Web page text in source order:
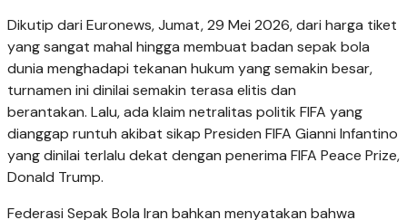
Dikutip dari Euronews, Jumat, 29 Mei 2026, dari harga tiket
yang sangat mahal hingga membuat badan sepak bola
dunia menghadapi tekanan hukum yang semakin besar,
turnamen ini dinilai semakin terasa elitis dan
berantakan. Lalu, ada klaim netralitas politik FIFA yang
dianggap runtuh akibat sikap Presiden FIFA Gianni Infantino
yang dinilai terlalu dekat dengan penerima FIFA Peace Prize,
Donald Trump.
Federasi Sepak Bola Iran bahkan menyatakan bahwa